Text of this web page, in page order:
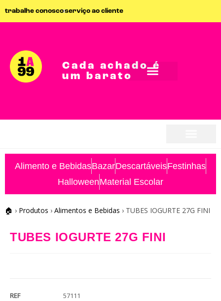
trabalhe conoscoserviço ao cliente
Cada achado é
um barato
Alimento e BebidasBazarDescartáveisFestinhas
HalloweenMaterial Escolar
🏠 › Produtos › Alimentos e Bebidas › TUBES IOGURTE 27G FINI
TUBES IOGURTE 27G FINI
REF
57111